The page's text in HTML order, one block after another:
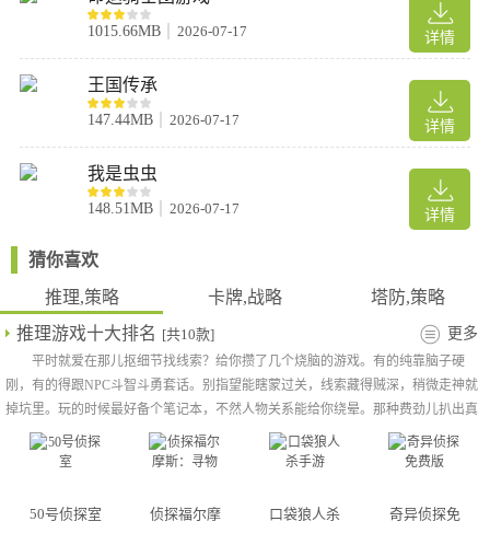
群雄逐鹿怎么玩
作为游戏中的一个跨服军团玩法，群雄逐鹿的主要玩法就是为各自
军团而战，在群雄逐鹿战场中与其他军团斗智斗勇，看看最终谁能
问鼎天下!
在群雄逐鹿玩法中，小伙伴们需要注意的以下几点分别是：
1、军团等级决定你能占领的城池数量，就需要挑选合适的城池作
2、要观察逐鹿任务，里需要占领的城池，完成任务后可以获得丰
3、休战期：每天23点~8点为群雄战场休战期，休战期间玩家无法
在攻打或防守城池，进行中的城池战斗也将中断。休战期不影响群
雄战场奖励领取和城池收益累积。
4、战斗方式：
1.战斗采用车轮战模式，胜利可继续战斗，失败下场。
2.每个玩家最多可派遣3队，每个队伍只可选择一个城池攻击或防
撤退，直到城池里战斗全部结束，才可再次派遣。
详情
1015.66MB 2026-07-17
详情
王国传承
147.44MB 2026-07-17
详情
我是虫虫
148.51MB 2026-07-17
猜你喜欢
推理,策略
卡牌,战略
塔防,策略
推理游戏十大排名 [共10款] 更多
平时就爱在那儿抠细节找线索？给你攒了几个烧脑的游戏。有的纯靠脑子硬
刚，有的得跟NPC斗智斗勇套话。别指望能瞎蒙过关，线索藏得贼深，稍微走神就
掉坑里。玩的时候最好备个笔记本，不然人物关系能给你绕晕。那种费劲儿扒出真
凶的爽感，比刷短视频上头多了，玩完感觉智商都涨了几分。
50号侦探室
侦探福尔摩
口袋狼人杀
奇异侦探免